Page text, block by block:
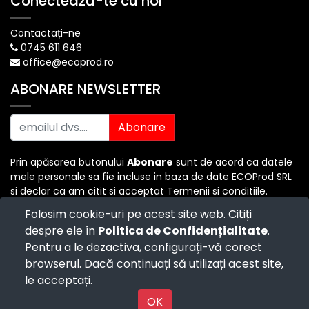
Folosim cookie-uri pe acest site web. Citiți
despre ele în Politica de Confidențialitate.
Pentru a le dezactiva, configurați-vă corect
browserul. Dacă continuați să utilizați acest site,
le acceptați.
OK
Contactați-ne
0745 611 646
office@ecoprod.ro
ABONARE NEWSLETTER
Abonare
Prin apăsarea butonului Abonare sunt de acord ca datele
mele personale sa fie incluse in baza de date ECOProd SRL
si declar ca am citit si acceptat Termenii si conditiile.
Copyright © ECO PROD SRL -Termenii si Conditiile
Politica de Confidențialitate -Consultanță juridică
Politica de retur -Cum cumpăr?
Powered by
Powered by